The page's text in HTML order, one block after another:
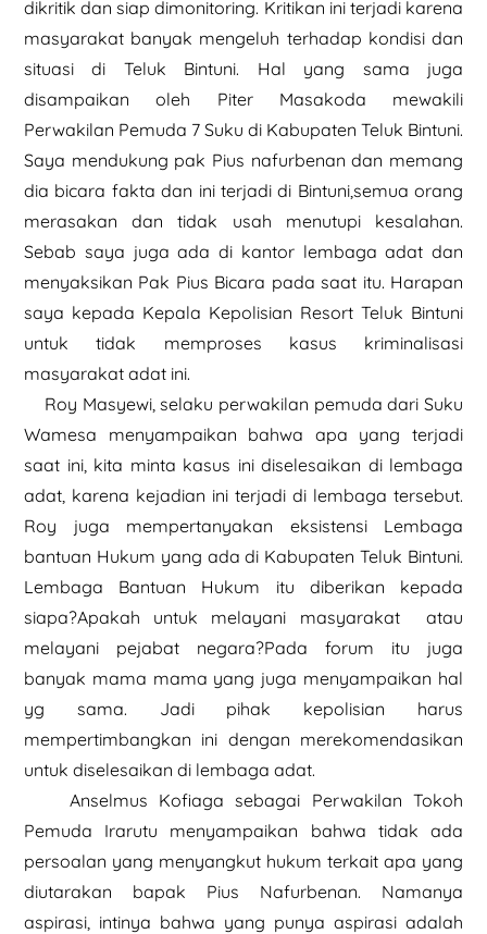
dikritik dan siap dimonitoring. Kritikan ini terjadi karena
masyarakat banyak mengeluh terhadap kondisi dan
situasi di Teluk Bintuni. Hal yang sama juga
disampaikan oleh Piter Masakoda mewakili
Perwakilan Pemuda 7 Suku di Kabupaten Teluk Bintuni.
Saya mendukung pak Pius nafurbenan dan memang
dia bicara fakta dan ini terjadi di Bintuni,semua orang
merasakan dan tidak usah menutupi kesalahan.
Sebab saya juga ada di kantor lembaga adat dan
menyaksikan Pak Pius Bicara pada saat itu. Harapan
saya kepada Kepala Kepolisian Resort Teluk Bintuni
untuk tidak memproses kasus kriminalisasi
masyarakat adat ini.
Roy Masyewi, selaku perwakilan pemuda dari Suku
Wamesa menyampaikan bahwa apa yang terjadi
saat ini, kita minta kasus ini diselesaikan di lembaga
adat, karena kejadian ini terjadi di lembaga tersebut.
Roy juga mempertanyakan eksistensi Lembaga
bantuan Hukum yang ada di Kabupaten Teluk Bintuni.
Lembaga Bantuan Hukum itu diberikan kepada
siapa?Apakah untuk melayani masyarakat atau
melayani pejabat negara?Pada forum itu juga
banyak mama mama yang juga menyampaikan hal
yg sama. Jadi pihak kepolisian harus
mempertimbangkan ini dengan merekomendasikan
untuk diselesaikan di lembaga adat.
Anselmus Kofiaga sebagai Perwakilan Tokoh
Pemuda Irarutu menyampaikan bahwa tidak ada
persoalan yang menyangkut hukum terkait apa yang
diutarakan bapak Pius Nafurbenan. Namanya
aspirasi, intinya bahwa yang punya aspirasi adalah